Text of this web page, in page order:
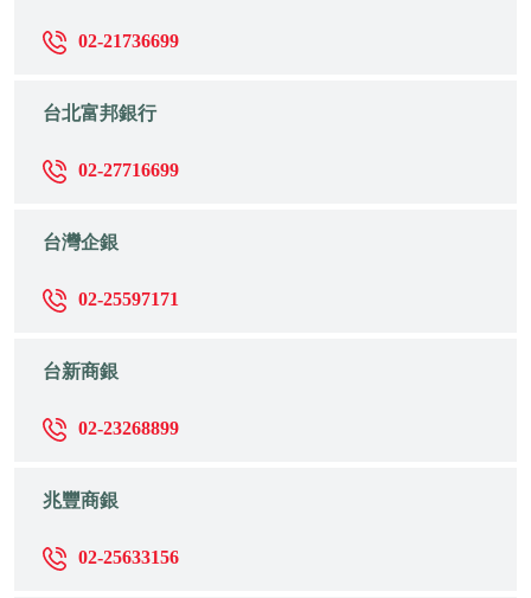
02-21736699
台北富邦銀行
02-27716699
台灣企銀
02-25597171
台新商銀
02-23268899
兆豐商銀
02-25633156